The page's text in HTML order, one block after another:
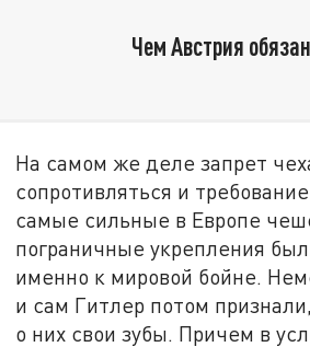
Чем Австрия
На самом же деле запрет
сопротивляться и
самые сильные в Европе
пограничные укрепления
именно к мировой бойне.
и сам Гитлер потом
о них свои зубы. Причем в